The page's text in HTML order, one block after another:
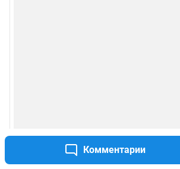
Комментарии